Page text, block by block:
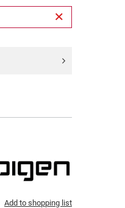
Add to shopping list